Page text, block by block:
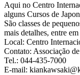
Aqui no Centro
alguns Cursos de
São classes de
mais detalhes, entre
Local: Centro
Contato: Associação
Tel.: 044-435-7000
E-mail: